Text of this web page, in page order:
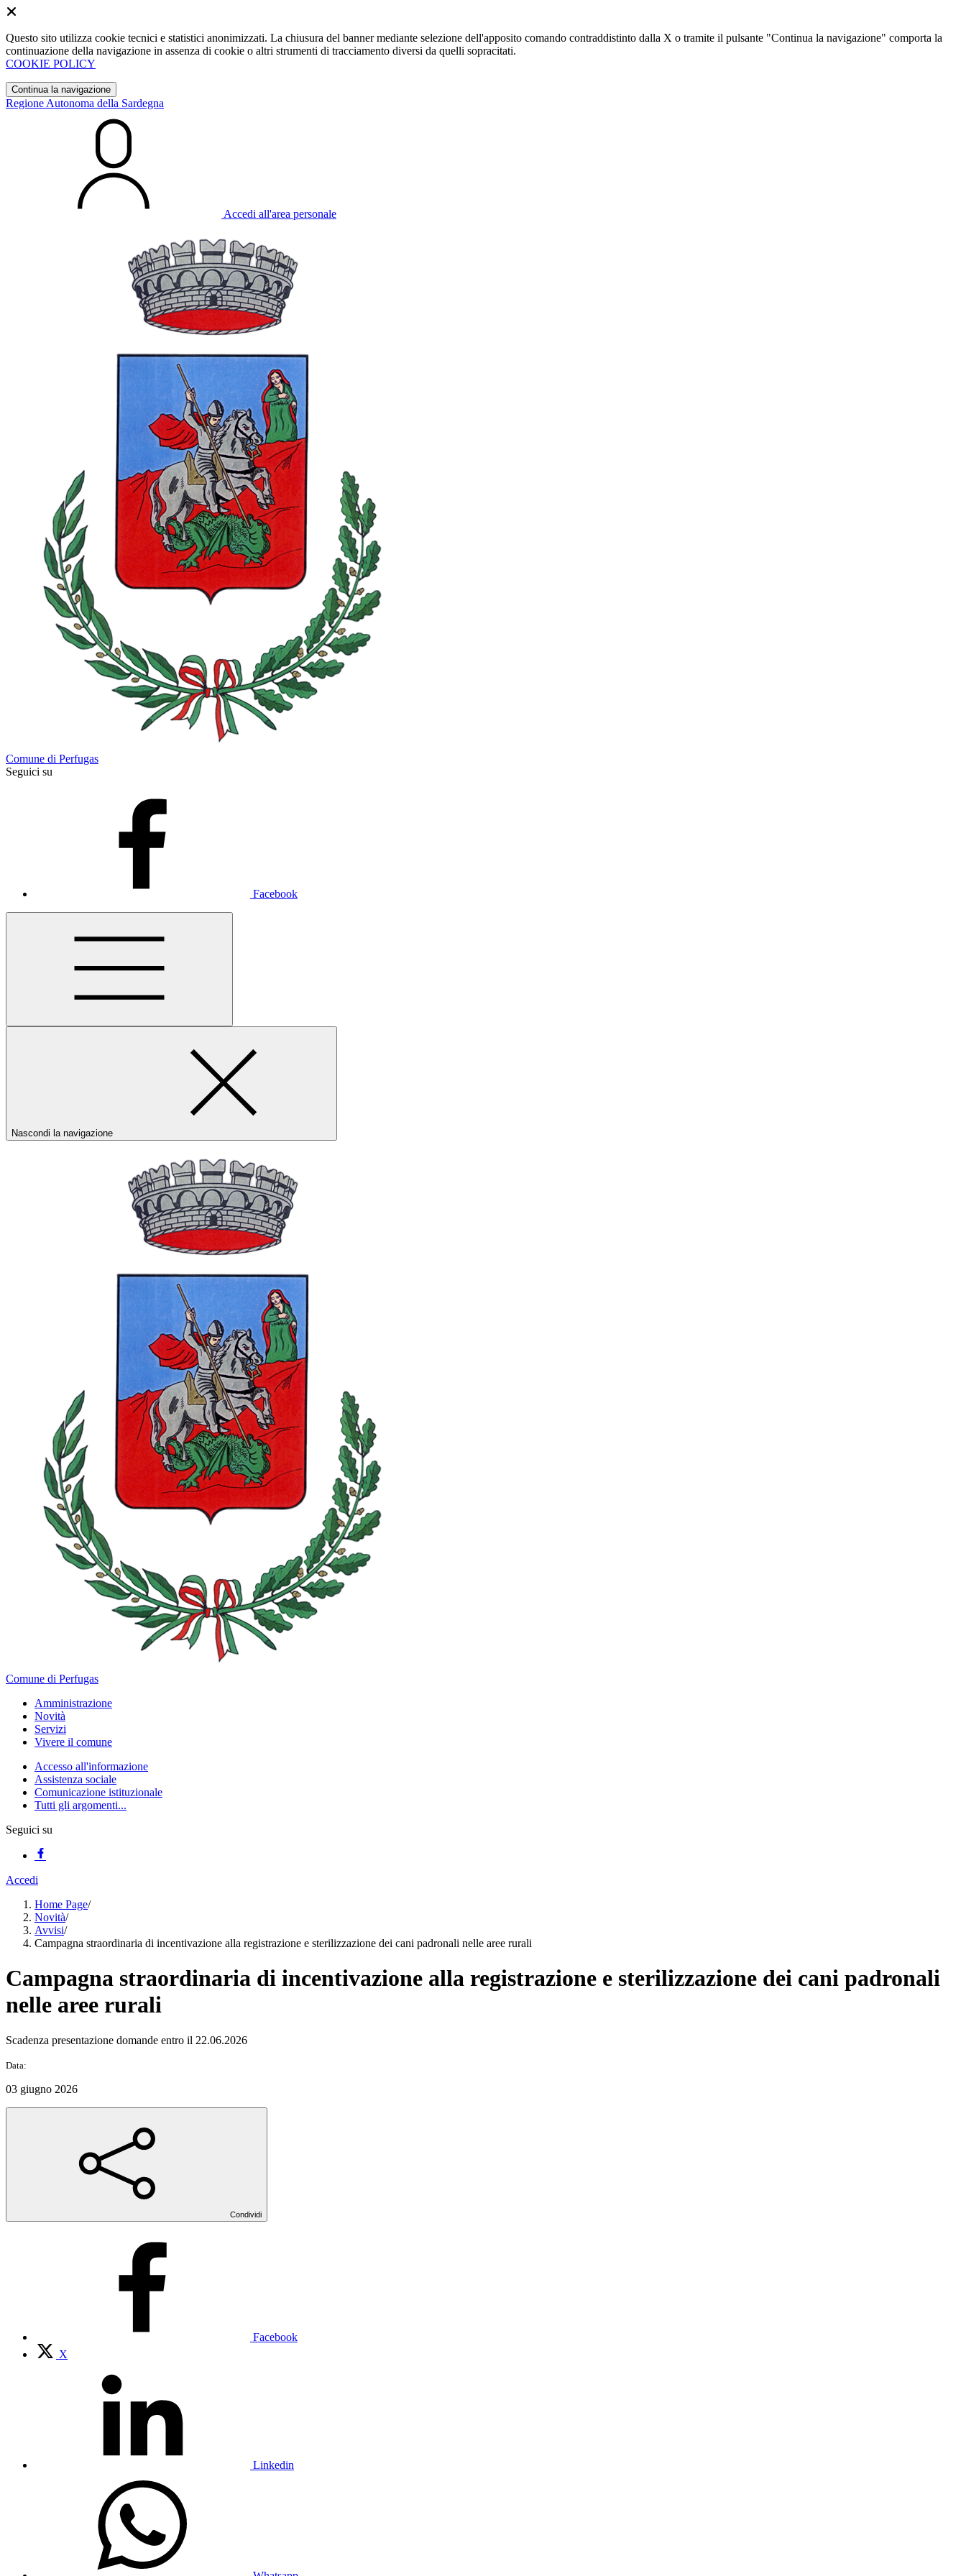
Questo sito utilizza cookie tecnici e statistici anonimizzati. La chiusura del banner mediante selezione dell'apposito comando contraddistinto dalla X o tramite il pulsante "Continua la navigazione" comporta la
continuazione della navigazione in assenza di cookie o altri strumenti di tracciamento diversi da quelli sopracitati.
COOKIE POLICY
Continua la navigazione
Regione Autonoma della Sardegna
Accedi all'area personale
Comune di Perfugas
Seguici su
Facebook
Nascondi la navigazione
Comune di Perfugas
Amministrazione
Novità
Servizi
Vivere il comune
Accesso all'informazione
Assistenza sociale
Comunicazione istituzionale
Tutti gli argomenti...
Seguici su
Accedi
Home Page/
Novità/
Avvisi/
Campagna straordinaria di incentivazione alla registrazione e sterilizzazione dei cani padronali nelle aree rurali
Campagna straordinaria di incentivazione alla registrazione e sterilizzazione dei cani padronali
nelle aree rurali
Scadenza presentazione domande entro il 22.06.2026
Data:
03 giugno 2026
Condividi
Facebook
X
Linkedin